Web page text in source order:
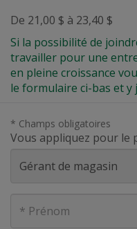
De 21,00 $ à 23,40 $
Si la possibilité de
travailler pour une
en pleine croissance
le formulaire ci-bas et
* Champs obligatoires
Vous appliquez pour le